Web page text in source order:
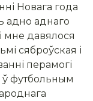
Новага года
адно аднаго
мне давялося
сяброўская і
перамогі
ў футбольным